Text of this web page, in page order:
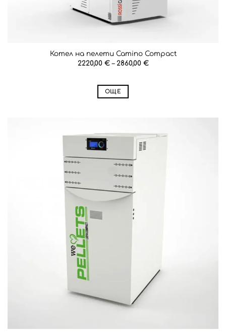
Котел на пелети Camino Compact
2220,00 € – 2860,00 €Price
ОЩЕ